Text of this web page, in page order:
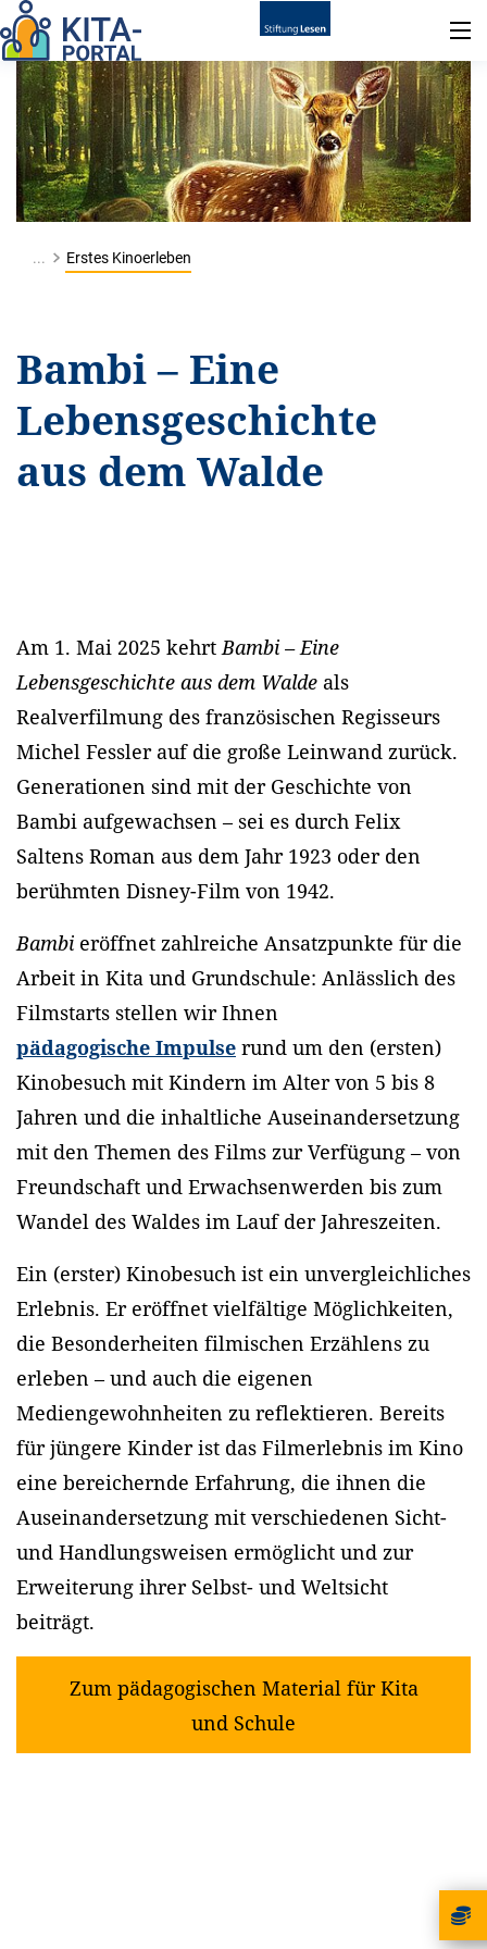
... Erstes Kinoerleben
Bambi – Eine
Lebensgeschichte
aus dem Walde
Am 1. Mai 2025 kehrtBambi – Eine
Lebensgeschichte aus dem Walde als
Realverfilmung des französischen Regisseurs
Michel Fessler auf die große Leinwand zurück.
Generationen sind mit der Geschichte von
Bambi aufgewachsen – sei es durch Felix
Saltens Roman aus dem Jahr 1923 oder den
berühmten Disney-Film von 1942.
Bambi eröffnet zahlreiche Ansatzpunkte für die
Arbeit in Kita und Grundschule: Anlässlich des
Filmstarts stellen wir Ihnen
pädagogische Impulse rund um den (ersten)
Kinobesuch mit Kindern im Alter von 5 bis 8
Jahren und die inhaltliche Auseinandersetzung
mit den Themen des Films zur Verfügung – von
Freundschaft und Erwachsenwerden bis zum
Wandel des Waldes im Lauf der Jahreszeiten.
Ein (erster) Kinobesuch ist ein unvergleichliches
Erlebnis. Er eröffnet vielfältige Möglichkeiten,
die Besonderheiten filmischen Erzählens zu
erleben – und auch die eigenen
Mediengewohnheiten zu reflektieren. Bereits
für jüngere Kinder ist das Filmerlebnis im Kino
eine bereichernde Erfahrung, die ihnen die
Auseinandersetzung mit verschiedenen Sicht-
und Handlungsweisen ermöglicht und zur
Erweiterung ihrer Selbst- und Weltsicht
beiträgt.
Zum pädagogischen Material für Kita
und Schule